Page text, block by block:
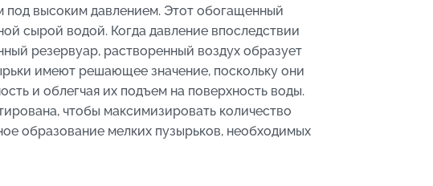
высоким давлением. Этот обогащенный
сырой водой. Когда давление впоследствии
резервуар, растворенный воздух образует
имеют решающее значение, поскольку они
и облегчая их подъем на поверхность воды.
чтобы максимизировать количество
образование мелких пузырьков, необходимых